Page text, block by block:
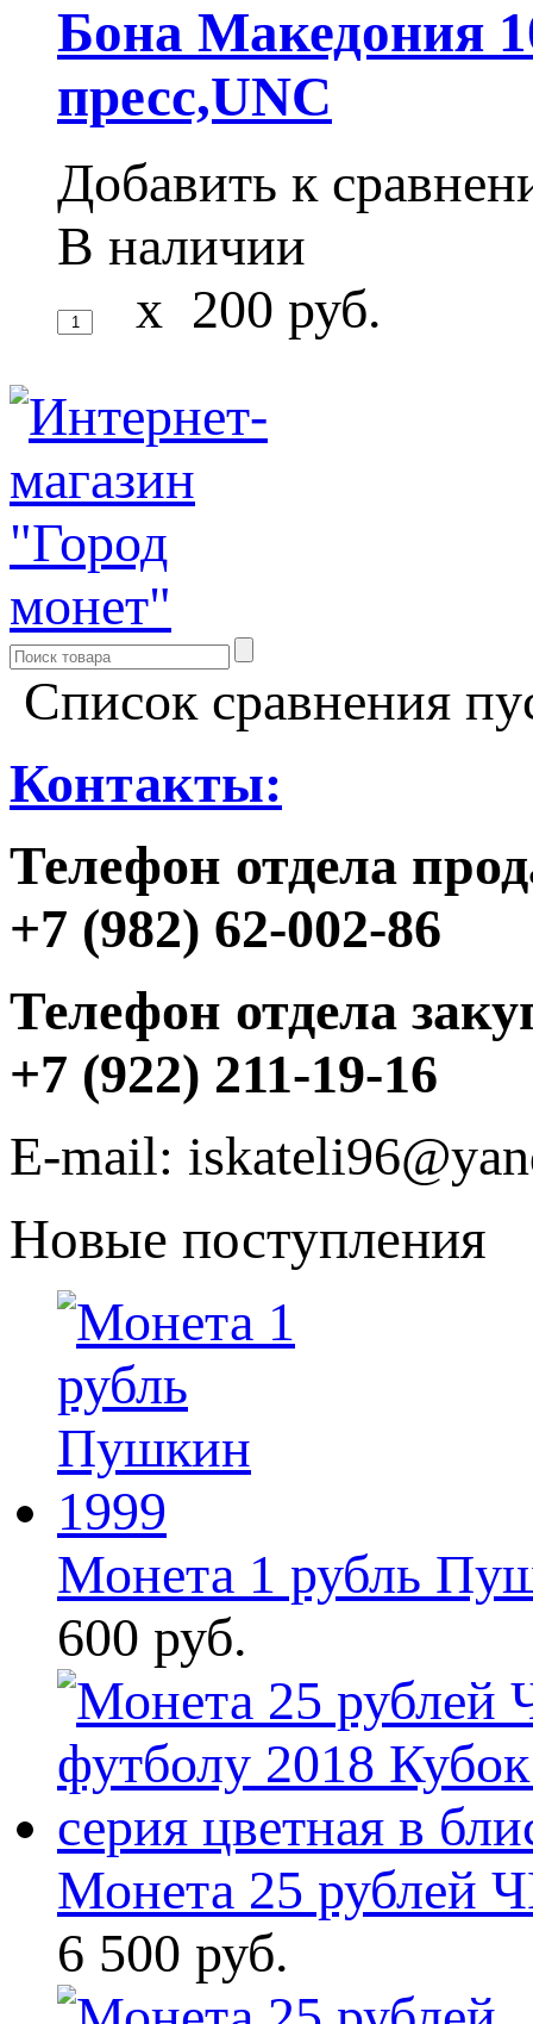
Бона Македония
пресс,UNC
Добавить к
В наличии
x 200 руб.
Список сравнения
Контакты:
Телефон отдела
+7 (982) 62-002-86
Телефон отдела
+7 (922) 211-19-16
E-mail:
Новые поступления
Монета 1 рубль
600 руб.
Монета 25 рублей
6 500 руб.